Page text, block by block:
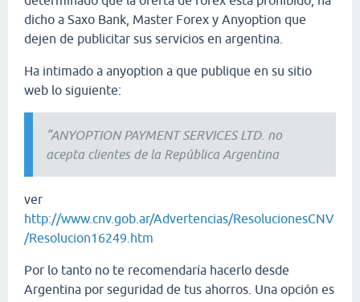
dicho a Saxo Bank, Master Forex y Anyoption que
dejen de publicitar sus servicios en argentina.
Ha intimado a anyoption a que publique en su sitio
web lo siguiente:
“ANYOPTION PAYMENT SERVICES LTD. no
acepta clientes de la República Argentina
ver
http://www.cnv.gob.ar/Advertencias/ResolucionesCNV
/Resolucion16249.htm
Por lo tanto no te recomendaría hacerlo desde
Argentina por seguridad de tus ahorros. Una opción es